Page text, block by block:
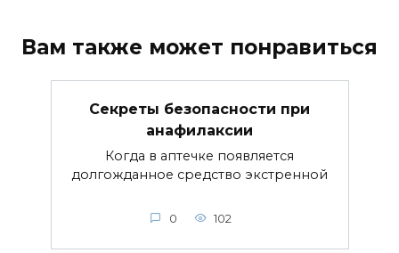
Вам также может понравиться
Секреты безопасности при
анафилаксии
Когда в аптечке появляется
долгожданное средство экстренной
0 102